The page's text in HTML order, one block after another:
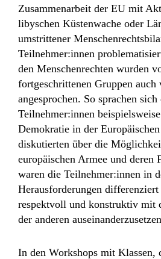
Zusammenarbeit der EU mit
libyschen Küstenwache oder
umstrittener
Teilnehmer:innen
den Menschenrechten wurden
fortgeschrittenen Gruppen auch
angesprochen. So sprachen sich
Teilnehmer:innen
Demokratie in der
diskutierten über die
europäischen Armee und deren
waren die Teilnehmer:innen in
Herausforderungen
respektvoll und konstruktiv mit
der anderen
In den Workshops mit Klassen,